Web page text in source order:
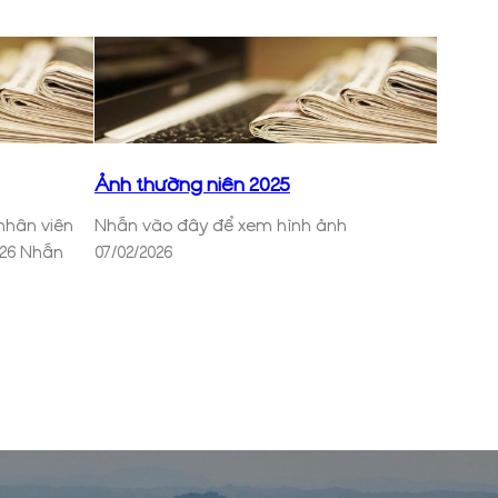
viên
Nhấn
Ảnh thường niên 2025
Nhấn vào đây để xem hình ảnh
07/02/2026